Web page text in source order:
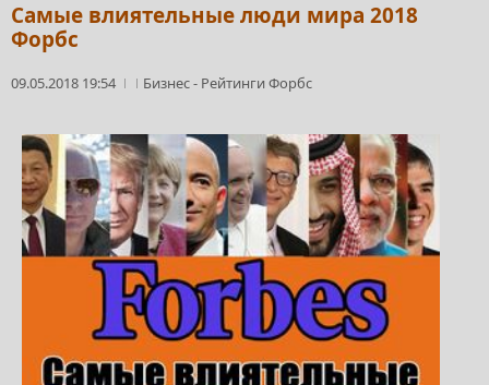
Самые влиятельные люди мира 2018
Форбс
09.05.2018 19:54 Бизнес- Рейтинги Форбс